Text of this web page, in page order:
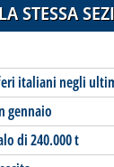
STESSA
italiani negli
gennaio
di 240.000 t